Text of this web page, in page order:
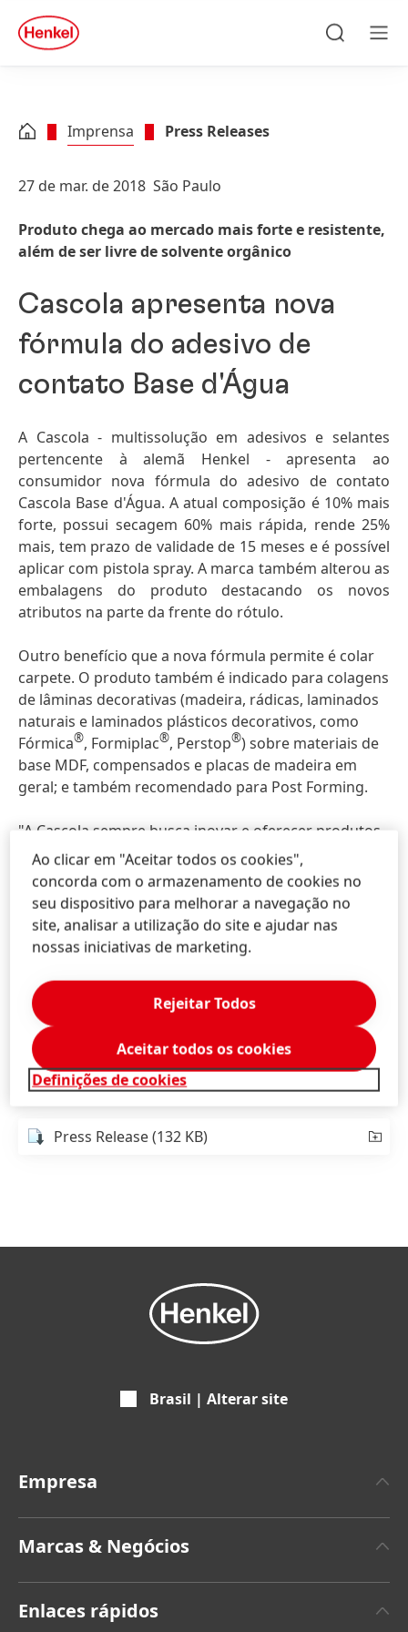
Skip to footer
quick
search
Imprensa Press Releases
27 de mar. de 2018 São Paulo
Produto chega ao mercado mais forte e resistente,
além de ser livre de solvente orgânico
Cascola apresenta nova
fórmula do adesivo de
contato Base d'Água
A Cascola - multissolução em adesivos e selantes
pertencente à alemã Henkel - apresenta ao
consumidor nova fórmula do adesivo de contato
Cascola Base d'Água. A atual composição é 10% mais
forte, possui secagem 60% mais rápida, rende 25%
mais, tem prazo de validade de 15 meses e é possível
aplicar com pistola spray. A marca também alterou as
embalagens do produto destacando os novos
atributos na parte da frente do rótulo.
Outro benefício que a nova fórmula permite é colar
carpete. O produto também é indicado para colagens
de lâminas decorativas (madeira, rádicas, laminados
naturais e laminados plásticos decorativos, como
Fórmica®, Formiplac®, Perstop®) sobre materiais de
base MDF, compensados e placas de madeira em
geral; e também recomendado para Post Forming.
"A Cascola sempre busca inovar e oferecer produtos
cada vez melhores aos consumidores. Mudamos a
fórmula do adesivo de contato Cascola Base d'Água
com o objetivo de entregar um produto melhor, sem
alterar o custo, e livre de solventes orgânicos",
explica Claudio Amadio, gerente da marca Cascola.
A partir de abril, os consumidores encontrarão o
produto em nova embalagem nas prateleiras de
home centers e lojas de materiais de construção, de
ferragens e madeireiras de todo o País.
Press Release(132 KB)
Brasil | Alterar site
Empresa
Fatos & Números
Marcas & Negócios
Enlaces rápidos
Ao clicar em "Aceitar todos os cookies",
concorda com o armazenamento de cookies no
seu dispositivo para melhorar a navegação no
site, analisar a utilização do site e ajudar nas
nossas iniciativas de marketing.
Definições de cookies
Rejeitar Todos
Aceitar todos os cookies